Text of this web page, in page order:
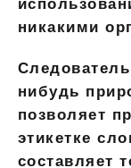
никакими
нибудь
позволяет
этикетке
составляет